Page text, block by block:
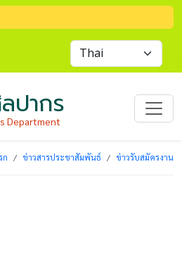
ปากร
Department
ก ข่าวสารประชาสัมพันธ์ ข่าวรับสมัครงาน